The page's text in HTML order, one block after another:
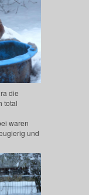
die
total
waren
und